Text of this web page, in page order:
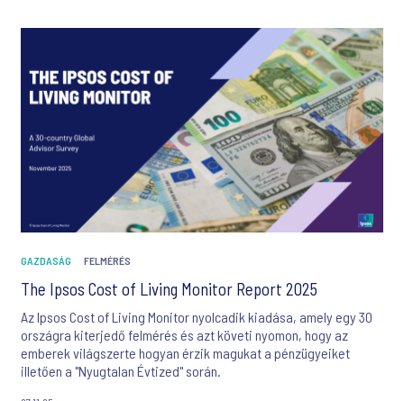
GAZDASÁG FELMÉRÉS
The Ipsos Cost of Living Monitor Report 2025
Az Ipsos Cost of Living Monitor nyolcadik kiadása, amely egy 30
országra kiterjedő felmérés és azt követi nyomon, hogy az
emberek világszerte hogyan érzik magukat a pénzügyeiket
illetően a "Nyugtalan Évtized" során.